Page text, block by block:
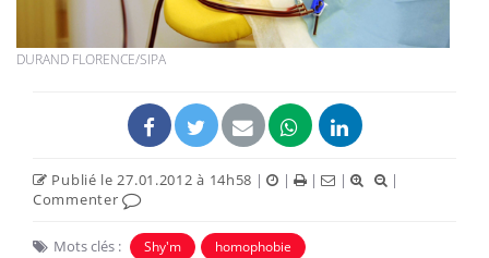
DURAND FLORENCE/SIPA
Publié le 27.01.2012 à 14h58 | | | |
|
Commenter
Mots clés : Shy'm homophobie